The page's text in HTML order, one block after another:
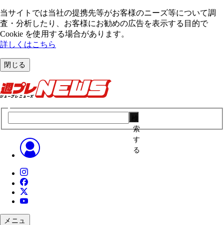
当サイトでは当社の提携先等がお客様のニーズ等について調
査・分析したり、お客様にお勧めの広告を表⽰する⽬的で
Cookie を使⽤する場合があります。
詳しくはこちら
閉じる
索
す
る
メニュ